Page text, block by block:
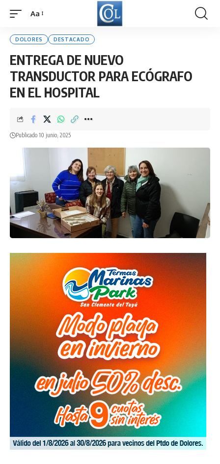
Font
Aa
DOLORES DESTACADO
ENTREGA DE NUEVO
TRANSDUCTOR PARA ECÓGRAFO
EN EL HOSPITAL
Publicado 10 junio, 2025